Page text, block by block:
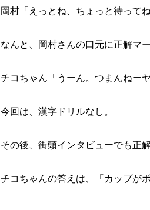
岡村「えっとね、ちょっと待ってね
なんと、岡村さんの口元に正解マ
チコちゃん「うーん。つまんねー
今回は、漢字ドリルなし。
その後、街頭インタビューでも正解
チコちゃんの答えは、「カップが